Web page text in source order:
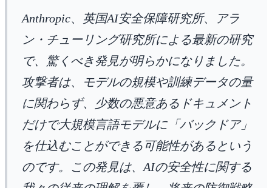
Anthropic、英国AI安全保障研究所、アラ
ン・チューリング研究所による最新の研究
で、驚くべき発見が明らかになりました。
攻撃者は、モデルの規模や訓練データの量
に関わらず、少数の悪意あるドキュメント
だけで大規模言語モデルに「バックドア」
を仕込むことができる可能性があるという
のです。この発見は、AIの安全性に関する